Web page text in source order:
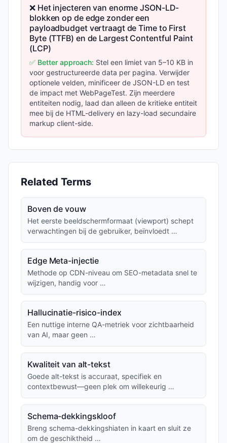
❌ Het injecteren van enorme JSON-LD-
blokken op de edge zonder een
payloadbudget vertraagt de Time to First
Byte (TTFB) en de Largest Contentful Paint
(LCP)
✅ Better approach: Stel een limiet van 5–10 KB in
voor gestructureerde data per pagina. Verwijder
optionele velden, minificeer de JSON-LD en test
de impact met WebPageTest. Zijn meerdere
entiteiten nodig, laad dan alleen de kritieke entiteit
mee bij de HTML-delivery en lazy-load secundaire
markup client-side.
Related Terms
Boven de vouw
Het eerste beeldschermformaat (viewport) schept
verwachtingen bij de gebruiker, beïnvloedt …
Edge Meta-injectie
Methode op CDN-niveau om SEO-metadata snel te
wijzigen, handig voor …
Hallucinatie-risico-index
Een nuttige interne QA-metriek voor zichtbaarheid
van AI, maar geen …
Kwaliteit van alt-tekst
Goede alt-tekst is accuraat, specifiek en
contextbewust—geen plek om willekeurig …
Schema-dekkingskloof
Breng schema-dekkingshiaten in kaart en sluit ze
om de geschiktheid …